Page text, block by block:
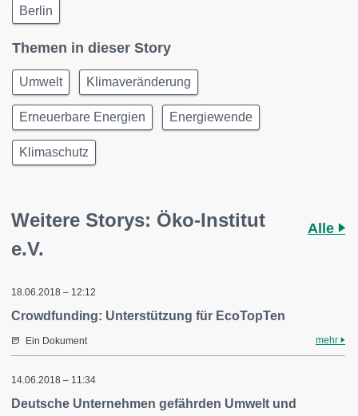
Berlin
Themen in dieser Story
Umwelt Klimaveränderung
Erneuerbare Energien Energiewende
Klimaschutz
Weitere Storys: Öko-Institut
e.V.
Alle
18.06.2018 – 12:12
Crowdfunding: Unterstützung für EcoTopTen
Ein Dokument mehr
14.06.2018 – 11:34
Deutsche Unternehmen gefährden Umwelt und